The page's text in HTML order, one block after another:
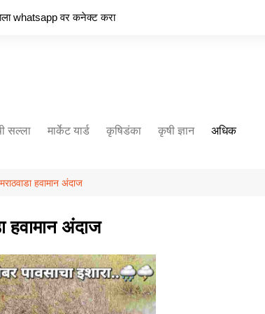
whatsapp वर कनेक्ट करा
सल्ला मार्केट यार्ड कृषिडंका कृषी ज्ञान अधिक
मराठवाडा हवामान अंदाज
हवामान अंदाज